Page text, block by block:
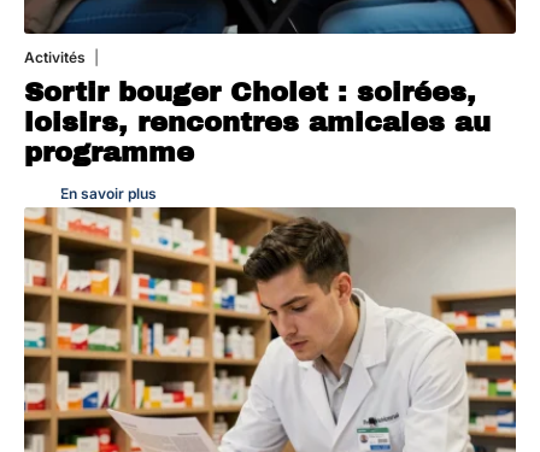
Activités
Sortir bouger Cholet : soirées,
loisirs, rencontres amicales au
programme
En savoir plus